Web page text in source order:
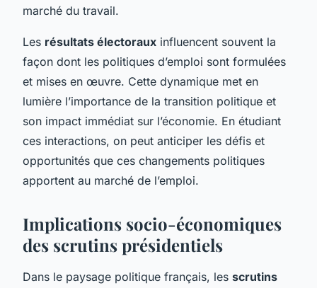
marché du travail.
Les résultats électoraux influencent souvent la
façon dont les politiques d’emploi sont formulées
et mises en œuvre. Cette dynamique met en
lumière l’importance de la transition politique et
son impact immédiat sur l’économie. En étudiant
ces interactions, on peut anticiper les défis et
opportunités que ces changements politiques
apportent au marché de l’emploi.
Implications socio-économiques
des scrutins présidentiels
Dans le paysage politique français, les scrutins